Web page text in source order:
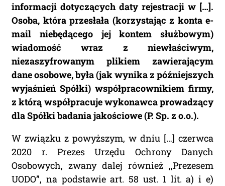
informacji dotyczących daty rejestracji w […].
Osoba, która przesłała (korzystając z konta e-
mail niebędącego jej kontem służbowym)
wiadomość wraz z niewłaściwym,
niezaszyfrowanym plikiem zawierającym
dane osobowe, była (jak wynika z późniejszych
wyjaśnień Spółki) współpracownikiem firmy,
z którą współpracuje wykonawca prowadzący
dla Spółki badania jakościowe (P. Sp. z o.o.).
W związku z powyższym, w dniu […] czerwca
2020 r. Prezes Urzędu Ochrony Danych
Osobowych, zwany dalej również ,,Prezesem
UODO”, na podstawie art. 58 ust. 1 lit. a) i e)